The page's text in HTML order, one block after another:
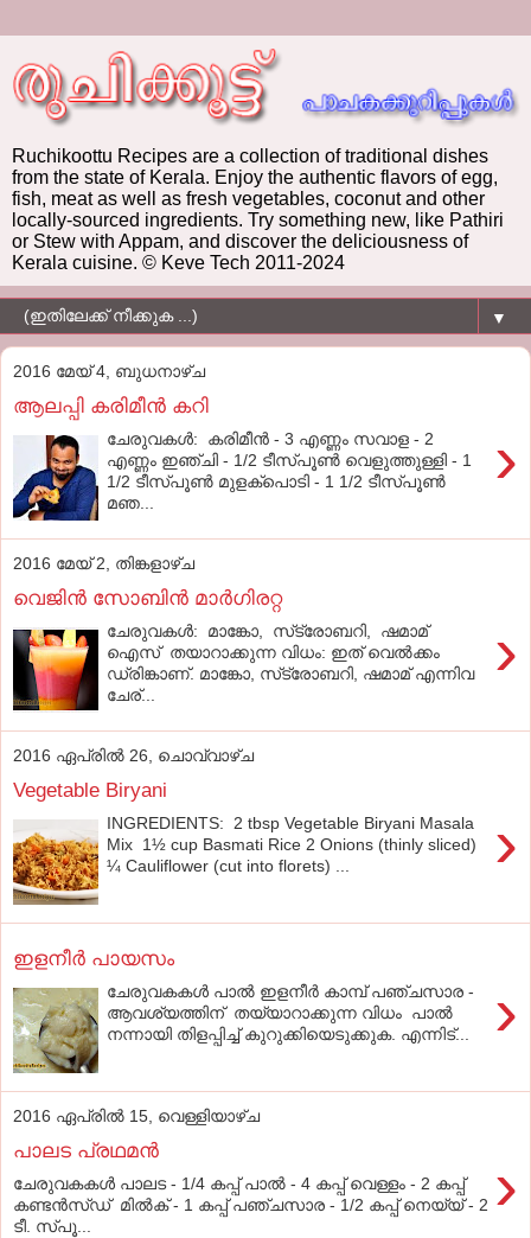
Ruchikoottu Recipes are a collection of traditional dishes
from the state of Kerala. Enjoy the authentic flavors of egg,
fish, meat as well as fresh vegetables, coconut and other
locally-sourced ingredients. Try something new, like Pathiri
or Stew with Appam, and discover the deliciousness of
Kerala cuisine. © Keve Tech 2011-2024
▼
2016 മേയ് 4, ബുധനാഴ്‌ച
ആലപ്പി കരിമീന്‍ കറി
›
ചേരുവകൾ: കരിമീന്‍ - 3 എണ്ണം സവാള - 2
എണ്ണം ഇഞ്ചി - 1/2 ടീസ്പൂണ്‍ വെളുത്തുള്ളി - 1
1/2 ടീസ്പൂണ്‍ മുളക്‌പൊടി - 1 1/2 ടീസ്പൂണ്‍
മഞ...
2016 മേയ് 2, തിങ്കളാഴ്‌ച
വെജിന്‍ സോബിന്‍ മാര്‍ഗിരറ്റ
›
ചേരുവകൾ: മാങ്കോ, സ്‌ട്രോബറി, ഷമാമ്
ഐസ് തയാറാക്കുന്ന വിധം: ഇത് വെല്‍ക്കം
ഡ്രിങ്കാണ്. മാങ്കോ, സ്‌ട്രോബറി, ഷമാമ് എന്നിവ
ചേര്...
2016 ഏപ്രിൽ 26, ചൊവ്വാഴ്ച
Vegetable Biryani
›
INGREDIENTS: 2 tbsp Vegetable Biryani Masala
Mix 1½ cup Basmati Rice 2 Onions (thinly sliced)
¼ Cauliflower (cut into florets) ...
ഇളനീര്‍ പായസം
›
ചേരുവകകൾ പാല്‍ ഇളനീര്‍ കാമ്പ് പഞ്ചസാര -
ആവശ്യത്തിന് തയ്യാറാക്കുന്ന വിധം പാല്‍
നന്നായി തിളപ്പിച്ച് കുറുക്കിയെടുക്കുക. എന്നിട്...
2016 ഏപ്രിൽ 15, വെള്ളിയാഴ്‌ച
പാലട പ്രഥമൻ ›
ചേരുവകകൾ പാലട - 1/4 കപ്പ് പാല്‍ - 4 കപ്പ് വെള്ളം - 2 കപ്പ്
കണ്ടന്‍സ്ഡ് മിൽക് - 1 കപ്പ് പഞ്ചസാര - 1/2 കപ്പ് നെയ്യ് - 2
ടീ. സ്പൂ...